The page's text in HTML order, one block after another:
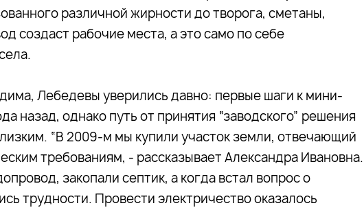
различной жирности до творога, сметаны,
создаст рабочие места, а это само по себе
Лебедевы уверились давно: первые шаги к мини-
назад, однако путь от принятия “заводского” решения
“В 2009-м мы купили участок земли, отвечающий
требованиям, - рассказывает Александра Ивановна.
закопали септик, а когда встал вопрос о
трудности. Провести электричество оказалось